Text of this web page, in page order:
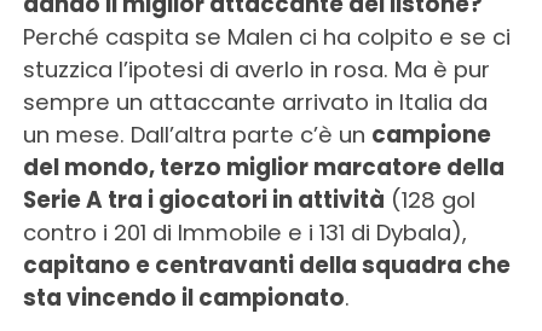
Perché caspita se Malen ci ha colpito e se ci
stuzzica l’ipotesi di averlo in rosa. Ma è pur
sempre un attaccante arrivato in Italia da
un mese. Dall’altra parte c’è un campione
del mondo, terzo miglior marcatore della
Serie A tra i giocatori in attività (128 gol
contro i 201 di Immobile e i 131 di Dybala),
capitano e centravanti della squadra che
sta vincendo il campionato.